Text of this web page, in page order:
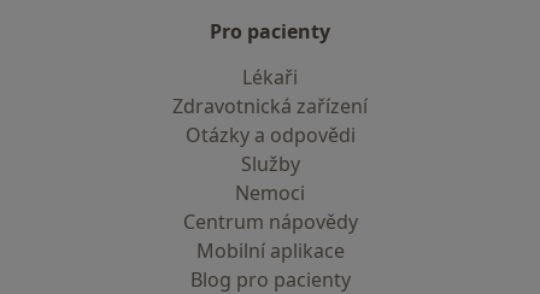
Pro pacienty
Lékaři
Zdravotnická zařízení
Otázky a odpovědi
Služby
Nemoci
Centrum nápovědy
Mobilní aplikace
Blog pro pacienty